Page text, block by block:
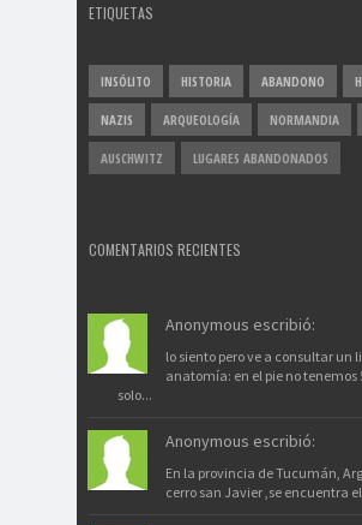
ETIQUETAS
INSÓLITO HISTORIA ABANDONO
NAZIS ARQUEOLOGÍA NORMANDIA
AUSCHWITZ LUGARES ABANDONADOS
COMENTARIOS RECIENTES
Anonymous escribió:
lo siento pero ve a consultar un
anatomía: en el pie no tenemos
solo...
Anonymous escribió:
En la provincia de Tucumán,
cerro san Javier ,se encuentra